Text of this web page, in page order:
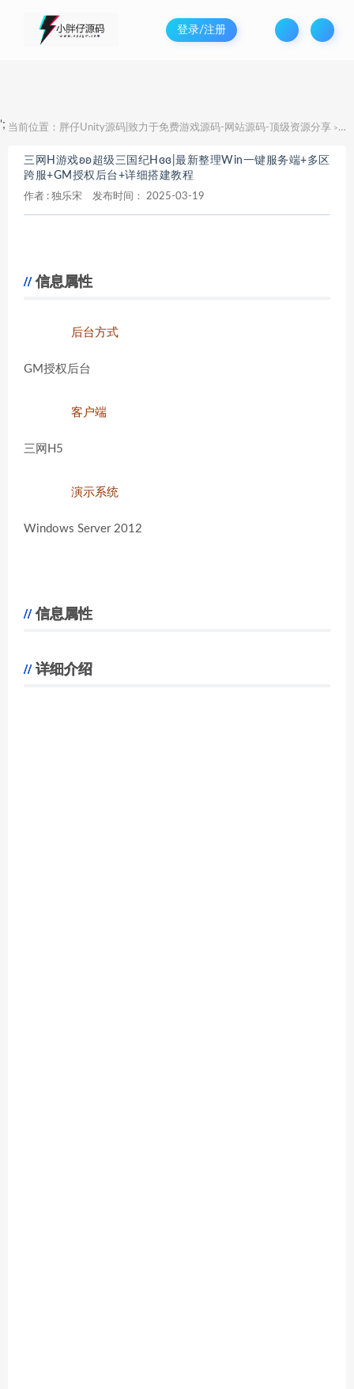
登录/注册
'; 当前位置： 胖仔Unity源码|致力于免费游戏源码-网站源码-顶级资源分享 > 三
三网H游戏ʚʚ超级三国纪Hɞɞ|最新整理Win一键服务端+多区
跨服+GM授权后台+详细搭建教程
作者 : 独乐宋 发布时间： 2025-03-19
信息属性
后台方式
GM授权后台
客户端
三网H5
演示系统
Windows Server 2012
信息属性
详细介绍